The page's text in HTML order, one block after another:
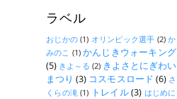
ラベル
おじかの (1) オリンピック選手 (2) か
みのこ (1) かんじきウォーキング
(5) きよ～る (2) きよさとにぎわい
まつり (3) コスモスロード (6) さ
くらの滝 (1) トレイル(3) はじめに